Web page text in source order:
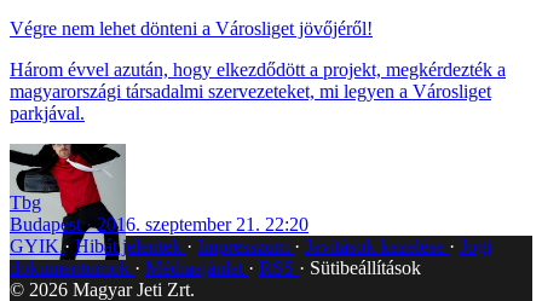
Végre nem lehet dönteni a Városliget jövőjéről!
Három évvel azután, hogy elkezdődött a projekt, megkérdezték a
magyarországi társadalmi szervezeteket, mi legyen a Városliget
parkjával.
Tbg
Budapest
2016. szeptember 21. 22:20
GYIK Hibát jelentek Impresszum Javítások kezelése
Jogi
dokumentumok
Médiaajánlat RSS
Sütibeállítások
© 2026 Magyar Jeti Zrt.